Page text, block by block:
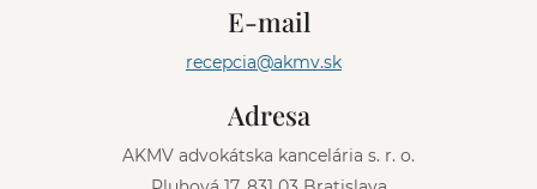
E-mail
recepcia@akmv.sk
Adresa
AKMV advokátska kancelária s. r. o.